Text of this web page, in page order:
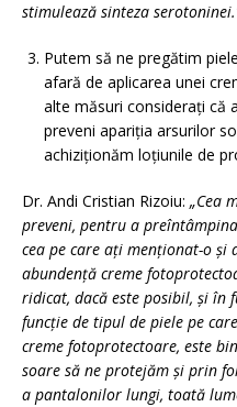
stimulează sinteza
Putem să ne pregătim
afară de aplicarea unei
alte măsuri considerați că
preveni apariția arsurilor
achiziţionăm loţiunile de
Dr. Andi Cristian Rizoiu: „Cea
preveni, pentru a
cea pe care aţi menţionat-o şi
abundenţă creme
ridicat, dacă este posibil, şi în
funcţie de tipul de piele pe
creme fotoprotectoare, este
soare să ne protejăm şi prin
a pantalonilor lungi, toată